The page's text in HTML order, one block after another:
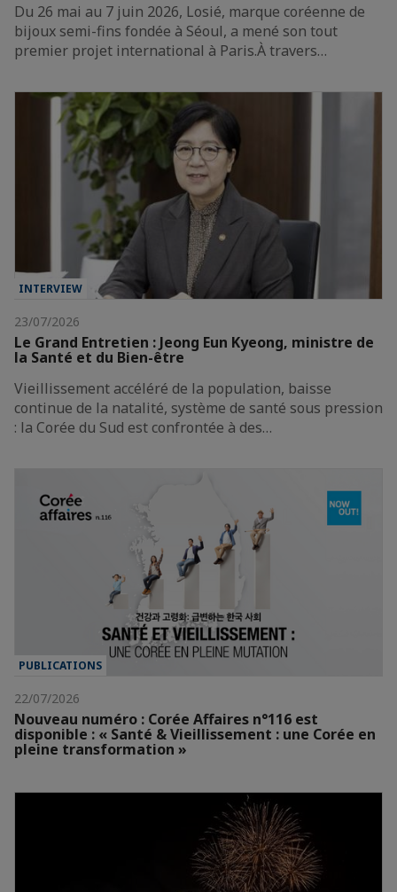
Du 26 mai au 7 juin 2026, Losié, marque coréenne de
bijoux semi-fins fondée à Séoul, a mené son tout
premier projet international à Paris.À travers…
INTERVIEW
23/07/2026
Le Grand Entretien : Jeong Eun Kyeong, ministre de
la Santé et du Bien-être
Vieillissement accéléré de la population, baisse
continue de la natalité, système de santé sous pression
: la Corée du Sud est confrontée à des…
PUBLICATIONS
22/07/2026
Nouveau numéro : Corée Affaires n°116 est
disponible : « Santé & Vieillissement : une Corée en
pleine transformation »